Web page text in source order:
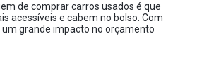
de comprar carros usados é que
acessíveis e cabem no bolso. Com
um grande impacto no orçamento